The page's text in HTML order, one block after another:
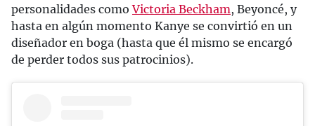
personalidades comoVictoria Beckham, Beyoncé, y
hasta en algún momento Kanye se convirtió en un
diseñador en boga (hasta que él mismo se encargó
de perder todos sus patrocinios).